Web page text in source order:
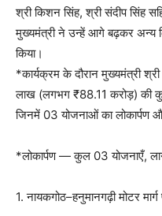
श्री किशन सिंह, श्री संदीप सिंह
मुख्यमंत्री ने उन्हें आगे बढ़कर अन्य
किया।
*कार्यक्रम के दौरान मुख्यमंत्री
लाख (लगभग ₹88.11 करोड़) की
जिनमें 03 योजनाओं का लोकार्पण
*लोकार्पण — कुल 03 योजनाएँ,
1. नायकगोठ–हनुमानगढ़ी मोटर